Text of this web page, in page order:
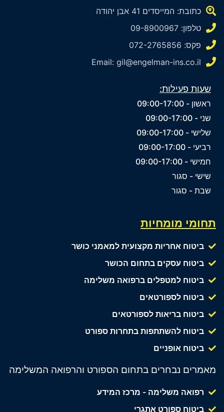
כתובת: המייסדים 41 אבן יהודה
טלפון: 09-8900967
פקס: 072-2765856
Email: gil@engelman-ins.co.il
שעות פעילות:
ראשון - 09:00-17:00
שני - 09:00-17:00
שלישי - 09:00-17:00
רביעי - 09:00-17:00
חמישי - 09:00-17:00
שישי - סגור
שבת - סגור
תחומי מומחיות
ביטוח אחריות מקצועית למאמני כושר
ביטוח עסקים בתחום הכושר
ביטוח למטפלים ברפואה משלימה
ביטוח לספורטאים
ביטוח בריאות לספורטאים
ביטוח להשתתפות בתחרות ספורט
ביטוח אופניים
מאמרים נבחרים בתחום הספורט והרפואה המשלימה
רפואה משלימה - מרכז המידע
ביטוח ספורט אתגרי